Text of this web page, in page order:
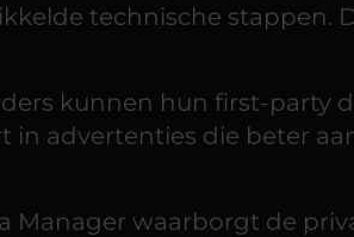
technische stappen.
kunnen hun first-party
advertenties die beter
Manager waarborgt de